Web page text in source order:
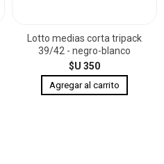
Lotto medias corta tripack
39/42 - negro-blanco
$U 350